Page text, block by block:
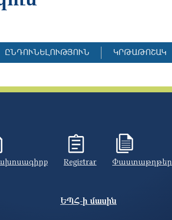
ԸՆԴՈՒՆԵԼՈՒԹՅՈՒՆ ԿՐԹԱԹՈՇԱԿ
Registrar Փաստաթղթեր
ԵՊՀ-ի մասին